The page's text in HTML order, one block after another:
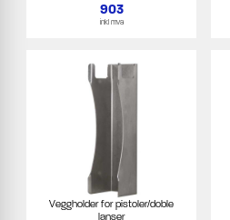
903
inkl mva
Veggholder for pistoler/doble
lanser